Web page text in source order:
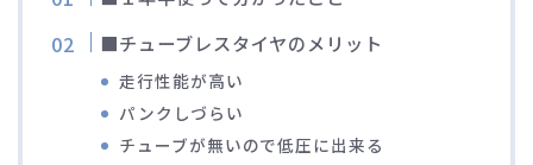
ブルべレポート2024
ブルべレポート2023
■チューブレスタイヤのメリット
走行性能が高い
パンクしづらい
チューブが無いので低圧に出来る